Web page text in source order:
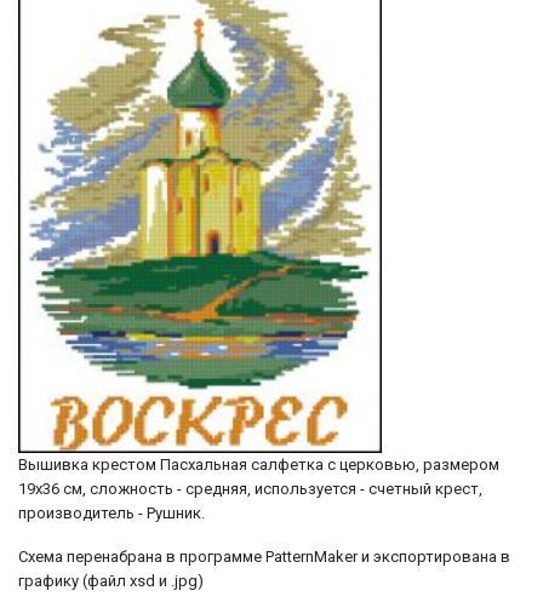
Вышивка крестом Пасхальная салфетка с церковью, размером
19х36 см, сложность - средняя, используется - счетный крест,
производитель - Рушник.
Схема перенабрана в программе PatternMaker и экспортирована в
графику (файл xsd и .jpg)